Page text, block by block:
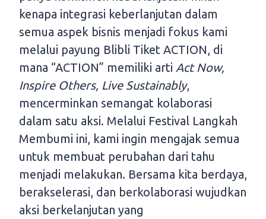
kenapa integrasi keberlanjutan dalam
semua aspek bisnis menjadi fokus kami
melalui payung Blibli Tiket ACTION, di
mana “ACTION” memiliki arti Act Now,
Inspire Others, Live Sustainably,
mencerminkan semangat kolaborasi
dalam satu aksi. Melalui Festival Langkah
Membumi ini, kami ingin mengajak semua
untuk membuat perubahan dari tahu
menjadi melakukan. Bersama kita berdaya,
berakselerasi, dan berkolaborasi wujudkan
aksi berkelanjutan yang